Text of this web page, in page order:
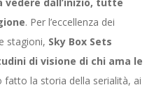
. Per l’eccellenza dei
stagioni, Sky Box Sets
di visione di chi ama le
fatto la storia della serialità, ai